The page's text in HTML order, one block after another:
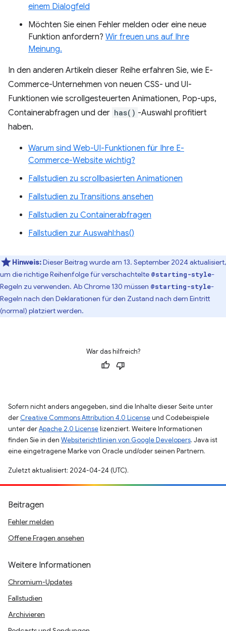
einem Dialogfeld
Möchten Sie einen Fehler melden oder eine neue
Funktion anfordern? Wir freuen uns auf Ihre
Meinung.
In den anderen Artikeln dieser Reihe erfahren Sie, wie E-
Commerce-Unternehmen von neuen CSS- und UI-
Funktionen wie scrollgesteuerten Animationen, Pop-ups,
Containerabfragen und der has() -Auswahl profitiert
haben.
Warum sind Web-UI-Funktionen für Ihre E-
Commerce-Website wichtig?
Fallstudien zu scrollbasierten Animationen
Fallstudien zu Transitions ansehen
Fallstudien zu Containerabfragen
Fallstudien zur Auswahl:has()
Hinweis:Dieser Beitrag wurde am 13. September 2024 aktualisiert,
um die richtige Reihenfolge für verschachtelte @starting-style-
Regeln zu verwenden. Ab Chrome 130 müssen @starting-style-
Regeln nach den Deklarationen für den Zustand nach dem Eintritt
(normal) platziert werden.
War das hilfreich?
Sofern nicht anders angegeben, sind die Inhalte dieser Seite unter
der Creative Commons Attribution 4.0 Licenseund Codebeispiele
unter derApache 2.0 Licenselizenziert. Weitere Informationen
finden Sie in den Websiterichtlinien von Google Developers. Java ist
eine eingetragene Marke von Oracle und/oder seinen Partnern.
Zuletzt aktualisiert: 2024-04-24 (UTC).
Beitragen
Fehler melden
Offene Fragen ansehen
Weitere Informationen
Chromium-Updates
Fallstudien
Archivieren